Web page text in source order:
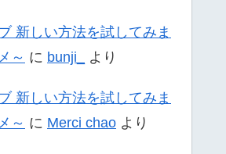
新しい方法を試してみま
～ に bunji_ より
新しい方法を試してみま
～ に Merci chao より